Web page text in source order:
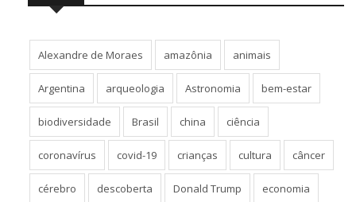
Alexandre de Moraes amazônia animais
Argentina arqueologia Astronomia bem-estar
biodiversidade Brasil china ciência
coronavírus covid-19 crianças cultura câncer
cérebro descoberta Donald Trump economia